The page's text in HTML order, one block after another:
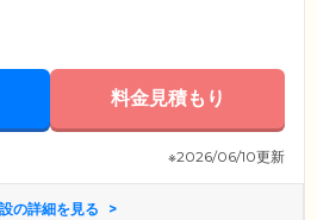
置しており、とても活気のある賑やかな雰囲
ど気持ちのよいひとときをお過ごしいただけ
な日常をお楽しみください。
料金見積もり
※2026/06/10更新
の詳細を見る